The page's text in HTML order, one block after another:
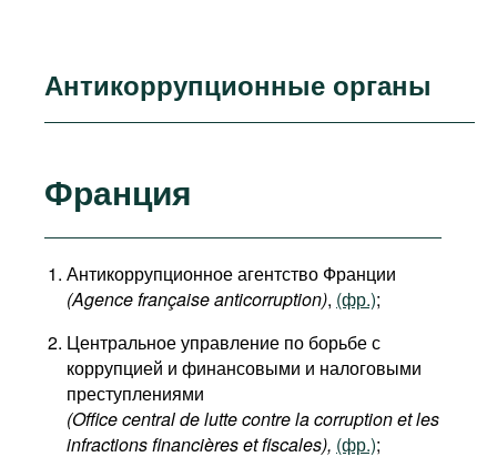
Антикоррупционные органы
Франция
Антикоррупционное агентство Франции
(Agence française anticorruption), (фр.);
Центральное управление по борьбе с
коррупцией и финансовыми и налоговыми
преступлениями
(Office central de lutte contre la corruption et les
infractions financières et fiscales), (фр.);